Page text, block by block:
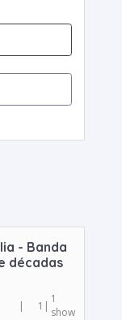
- Banda
décadas
| 1 | 1
show